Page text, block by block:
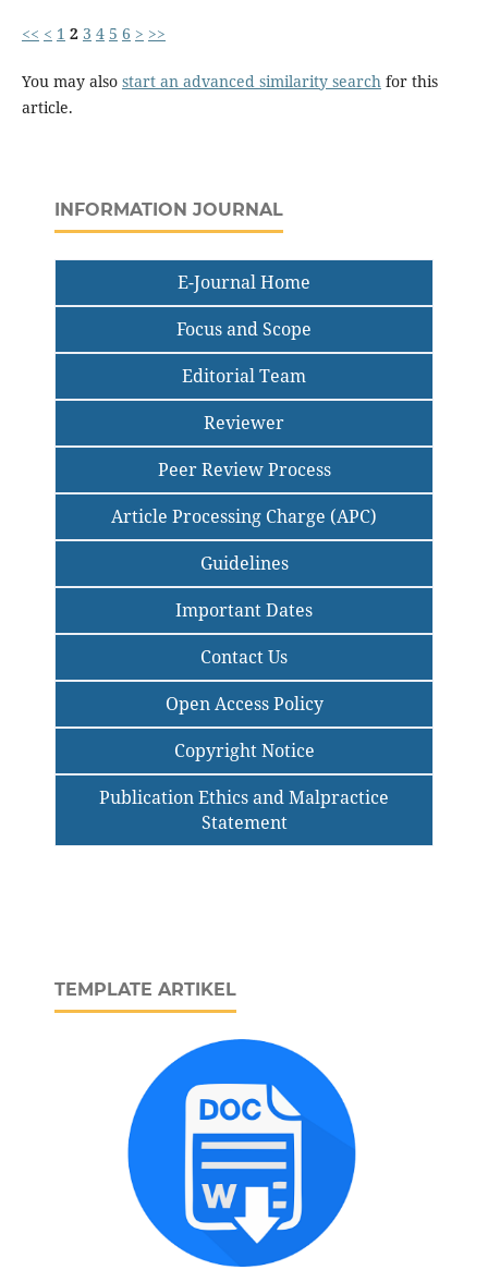
<< < 1 2 3 4 5 6 > >>
You may also start an advanced similarity searchfor this
article.
INFORMATION JOURNAL
E-Journal Home
Focus and Scope
Editorial Team
Reviewer
Peer Review Process
Article Processing Charge (APC)
Guidelines
Important Dates
Contact Us
Open Access Policy
Copyright Notice
Publication Ethics and Malpractice
Statement
TEMPLATE ARTIKEL